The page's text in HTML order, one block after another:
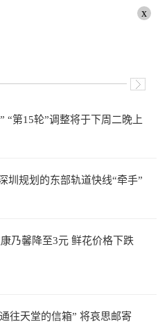
x
“第15轮”调整将于下周二晚上
圳规划的东部轨道快线“牵手”
乃馨降至3元 鲜花价格下跌
往天堂的信箱” 将哀思邮寄